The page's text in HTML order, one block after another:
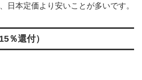
日本定価より安いことが多いです。
％還付）